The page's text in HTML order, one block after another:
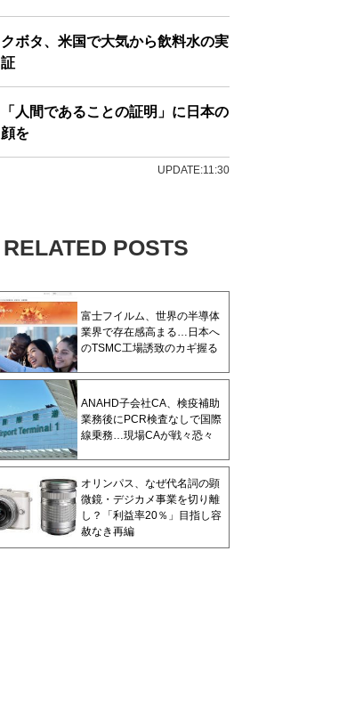
クボタ、米国で大気から飲料水の実
証
「人間であることの証明」に日本の
顔を
UPDATE:11:30
RELATED POSTS
富士フイルム、世界の半導体
業界で存在感高まる…日本へ
のTSMC工場誘致のカギ握る
ANAHD子会社CA、検疫補助
業務後にPCR検査なしで国際
線乗務…現場CAが戦々恐々
オリンパス、なぜ代名詞の顕
微鏡・デジカメ事業を切り離
し？「利益率20％」目指し容
赦なき再編